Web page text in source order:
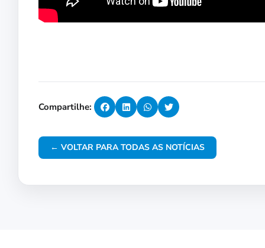
Compartilhe:
← VOLTAR PARA TODAS AS NOTÍCIAS